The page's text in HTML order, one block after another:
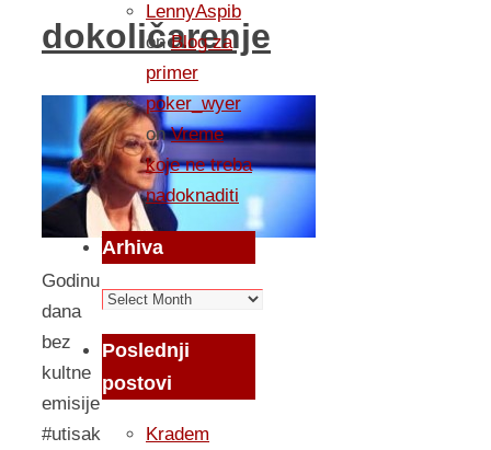
dokoličarenje
Godinu
dana
bez
kultne
emisije
#utisak
LennyAspib
onBlog za
primer
poker_wyer
onVreme
koje ne treba
nadoknaditi
Arhiva
Arhiva
Poslednji
postovi
Kradem